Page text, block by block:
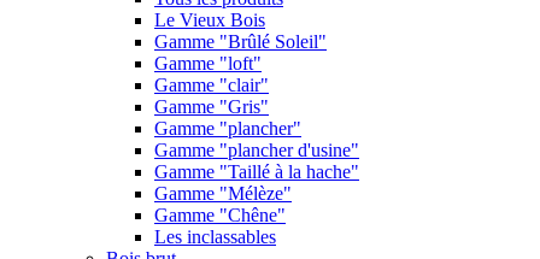
Le Vieux Bois
Gamme "Brûlé Soleil"
Gamme "loft"
Gamme "clair"
Gamme "Gris"
Gamme "plancher"
Gamme "plancher d'usine"
Gamme "Taillé à la hache"
Gamme "Mélèze"
Gamme "Chêne"
Les inclassables